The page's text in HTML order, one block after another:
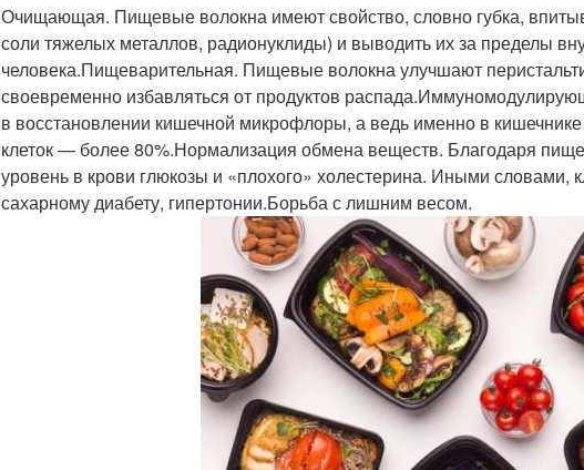
Кресло-качалки для
пожилых людей
Дизайн для пожилых
людей
Кресло для пожилых
людей
Кресло для пожилого
человека
Человек
Пожилой человек
Стулья для пожилых
людей
Люди с
Очищающая. Пищевые волокна имеют свойство, словно губка,
соли тяжелых металлов, радионуклиды) и выводить их за пределы
человека.Пищеварительная. Пищевые волокна улучшают
своевременно избавляться от продуктов
в восстановлении кишечной микрофлоры, а ведь именно в
клеток — более 80%.Нормализация обмена веществ. Благодаря
уровень в крови глюкозы и «плохого» холестерина. Иными словами,
сахарному диабету, гипертонии.Борьба с лишним весом.